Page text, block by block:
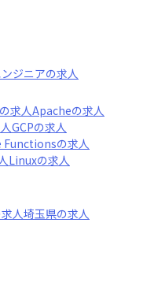
ジニアの求人
の求人Apacheの求人
GCPの求人
Functionsの求人
Linuxの求人
人埼玉県の求人